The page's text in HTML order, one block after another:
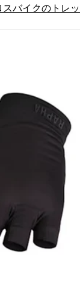
バイクのトレ